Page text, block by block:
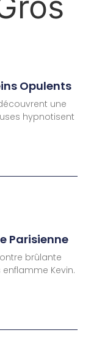
Opulents
une
hypnotisent
Parisienne
brûlante
Kevin.